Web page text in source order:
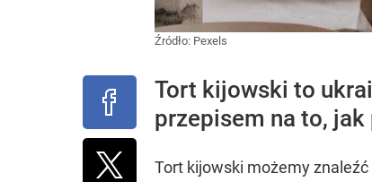
Źródło: Pexels
Tort kijowski to
przepisem na to,
Tort kijowski możemy